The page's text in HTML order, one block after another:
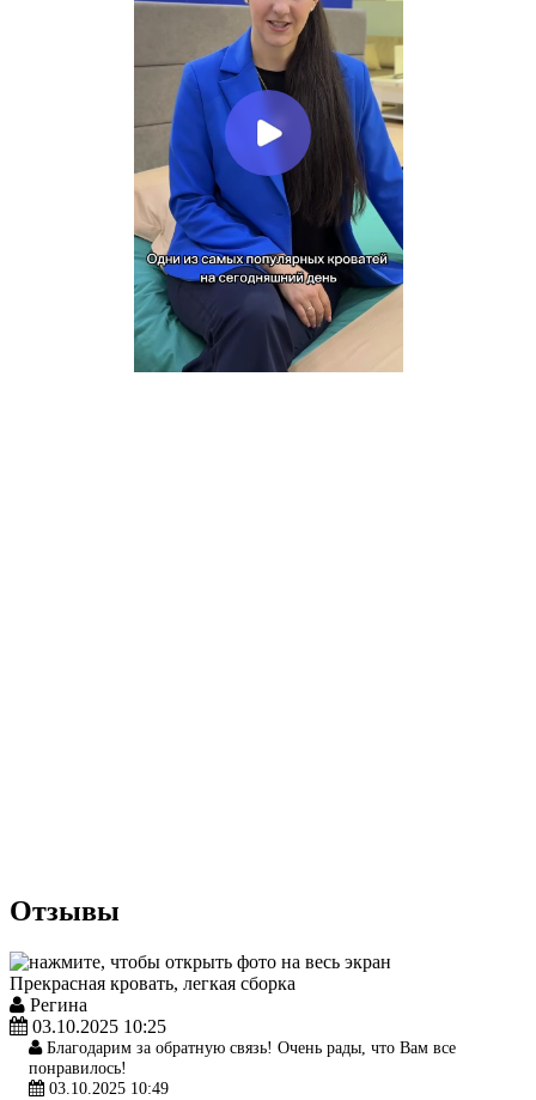
Отзывы
Прекрасная кровать, легкая сборка
Регина
03.10.2025 10:25
Благодарим за обратную связь! Очень рады, что Вам все
понравилось!
03.10.2025 10:49